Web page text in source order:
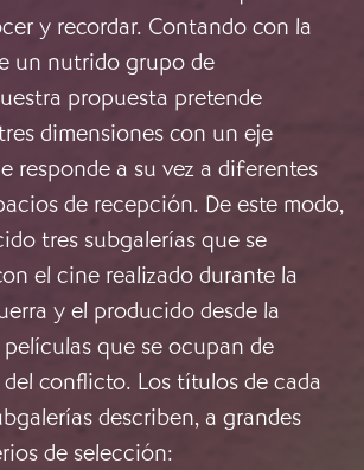
y recordar. Contando con la
un nutrido grupo de
propuesta pretende
dimensiones con un eje
responde a su vez a diferentes
de recepción. De este modo,
tres subgalerías que se
el cine realizado durante la
y el producido desde la
que se ocupan de
conflicto. Los títulos de cada
describen, a grandes
de selección: